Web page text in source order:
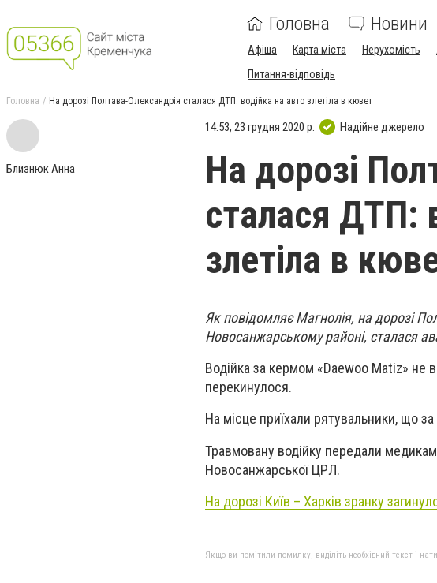
Головна Новини
Афіша Карта міста Нерухомість
Питання-відповідь
Головна На дорозі Полтава-Олександрія сталася ДТП: водійка на авто злетіла в кювет
Близнюк Анна
14:53, 23 грудня 2020 р. Надійне джерело
На дорозі
сталася ДТП:
злетіла в
Як повідомляє Магнолія, на дорозі
Новосанжарському районі, сталася
Водійка за кермом «Daewoo Matiz» не
перекинулося.
На місце приїхали рятувальники, що
Травмовану водійку передали медикам
Новосанжарської ЦРЛ.
На дорозі Київ – Харків зранку
Якщо ви помітили помилку, виділіть необхідний текст і